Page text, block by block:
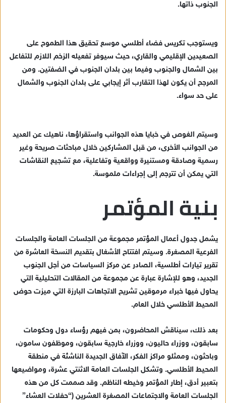
الجنوب ذاتها.
ويستوجب تكريس فضاء أطلسي موسع تحقيق هذا الطموح على
الصعيدين الإقليمي والقاري، حيث سيوفر تفعيله الزخم اللازم للتفاعل
بين الشمال والجنوب وفيما بين بلدان الجنوب في الضفتين. ومن
المرجح أن يكون لهذا التقارب أثر إيجابي على بلدان الجنوب والشمال
على حد سواء.
وسيتم الغوص في خبايا هذه الجوانب واستقراؤها، ناهيك عن العديد
من الجوانب الأخرى، من قبل المشاركين خلال مباحثات صريحة وغير
رسمية وصادقة ومستنيرة وواقعية وتفاعلية، مع تشجيع النقاشات
التي يمكن أن تترجم إلى إجراءات ملموسة.
بنية المؤتمر
يشمل جدول أعمال المؤتمر مجموعة من الجلسات العامة والجلسات
الفرعية المصغرة. وسيتم افتتاح الأشغال بتقديم النسخة العاشرة من
تقرير تيارات أطلسية، الصادر عن مركز السياسات من أجل الجنوب
الجديد، وهو للإشارة عبارة عن مجموعة من المقالات التحليلية التي
يحاول فيها خبراء مرموقين تشريح الاتجاهات البارزة التي ميزت حوض
المحيط الأطلسي خلال العام.
بعد ذلك، سيناقش المحاضرون، بمن فيهم رؤساء دول وحكومات
سابقون، ووزراء حاليون، ووزراء خارجية سابقون، وموظفون سامون،
وباحثون، وممثلو مراكز الفكر، الآفاق الجديدة الناشئة في منطقة
المحيط الأطلسي. وتشكل الجلسات العامة الاثنتي عشرة، ومواضيعها
بتعبير أدق، إطار المؤتمر وخيطه الناظم. وقد صممت كل من هذه
الجلسات العامة والاجتماعات المصغرة العشرين (“حفلات العشاء”